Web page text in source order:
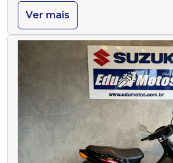
Ver mais